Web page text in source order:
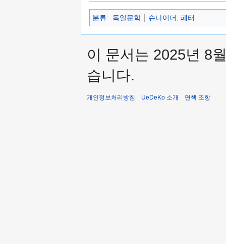
분류: 독일문학 슈나이더, 페터
이 문서는 2025년 8
습니다.
개인정보처리방침 UeDeKo 소개 면책 조항